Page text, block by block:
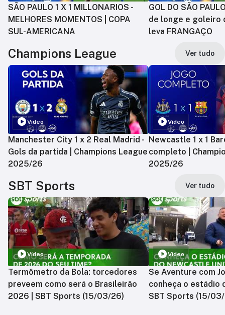
SÃO PAULO 1 X 1 MILLONARIOS -
MELHORES MOMENTOS | COPA
SUL-AMERICANA
GOL DO SÃO
de longe e goleiro
leva FRANGAÇO
Champions League Ver tudo
Vídeo
Manchester City 1 x 2 Real Madrid -
Gols da partida | Champions League
2025/26
Vídeo
Newcastle 1 x 1
completo |
2025/26
SBT Sports Ver tudo
Vídeo
Termômetro da Bola: torcedores
preveem como será o Brasileirão
2026 | SBT Sports (15/03/26)
Vídeo
Se Aventure com
conheça o estádio
SBT Sports (15/